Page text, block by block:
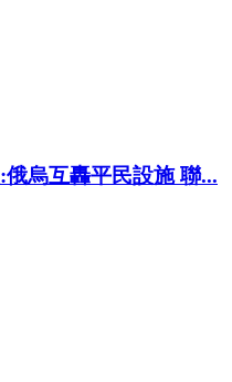
烏互轟平民設施 聯...